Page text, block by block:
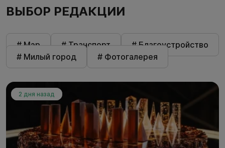
ВЫБОР РЕДАКЦИИ
# Мэр # Транспорт
# Благоустройство
# Милый город
# Фотогалерея
2 дня назад